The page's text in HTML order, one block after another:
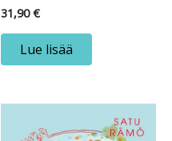
31,90€
Lue lisää